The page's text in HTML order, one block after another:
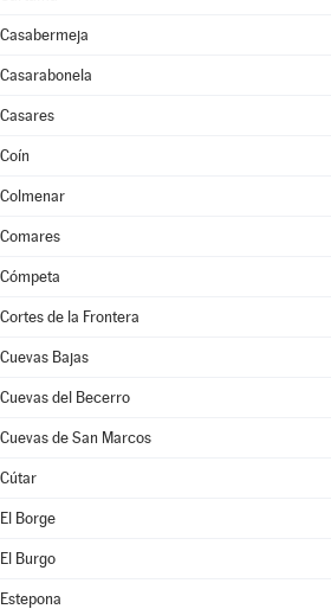
Casabermeja
Casarabonela
Casares
Coín
Colmenar
Comares
Cómpeta
Cortes de la Frontera
Cuevas Bajas
Cuevas del Becerro
Cuevas de San Marcos
Cútar
El Borge
El Burgo
Estepona